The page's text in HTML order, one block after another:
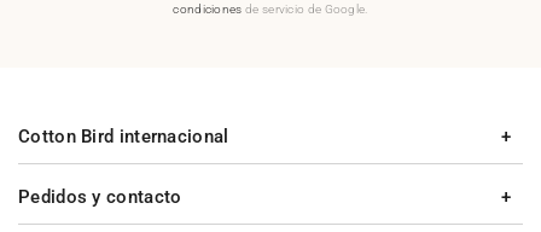
condiciones de servicio de Google.
Pedidos y contacto
Cotton Bird internacional